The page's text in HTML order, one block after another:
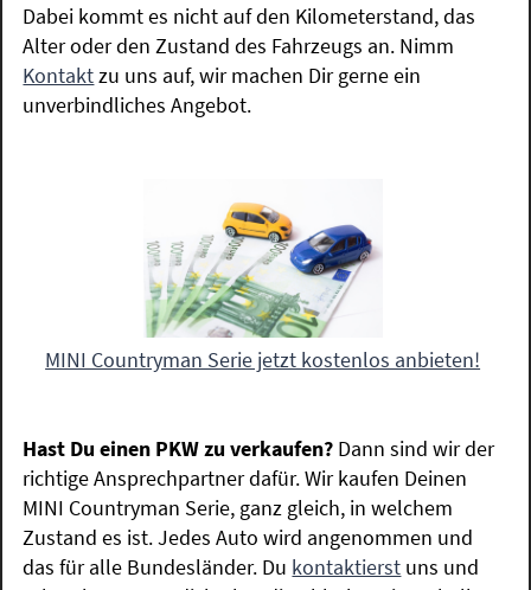
Dabei kommt es nicht auf den Kilometerstand, das
Alter oder den Zustand des Fahrzeugs an. Nimm
Kontaktzu uns auf, wir machen Dir gerne ein
unverbindliches Angebot.
MINI Countryman Serie jetzt kostenlos anbieten!
Hast Du einen PKW zu verkaufen? Dann sind wir der
richtige Ansprechpartner dafür. Wir kaufen Deinen
MINI Countryman Serie, ganz gleich, in welchem
Zustand es ist. Jedes Auto wird angenommen und
das für alle Bundesländer. Du kontaktierst uns und